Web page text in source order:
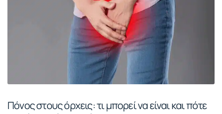
Πόνος στους όρχεις: τι μπορεί να είναι και πότε